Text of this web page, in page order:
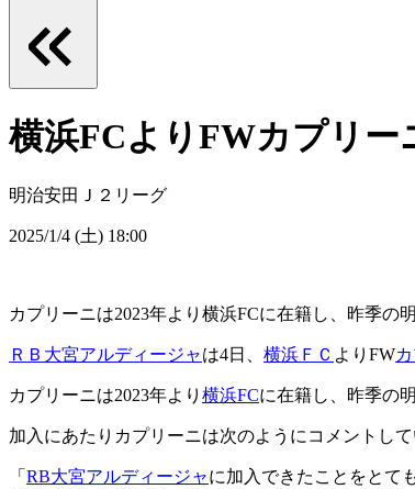
横浜FCよりFWカプリー
明治安田Ｊ２リーグ
2025/1/4 (土) 18:00
カプリーニは2023年より横浜FCに在籍し、昨季の
ＲＢ大宮アルディージャは4日、 横浜ＦＣ よりFW
カプリーニは2023年より 横浜FCに在籍し、昨季の
加入にあたりカプリーニは次のようにコメントして
「 RB大宮アルディージャに加入できたことをとて